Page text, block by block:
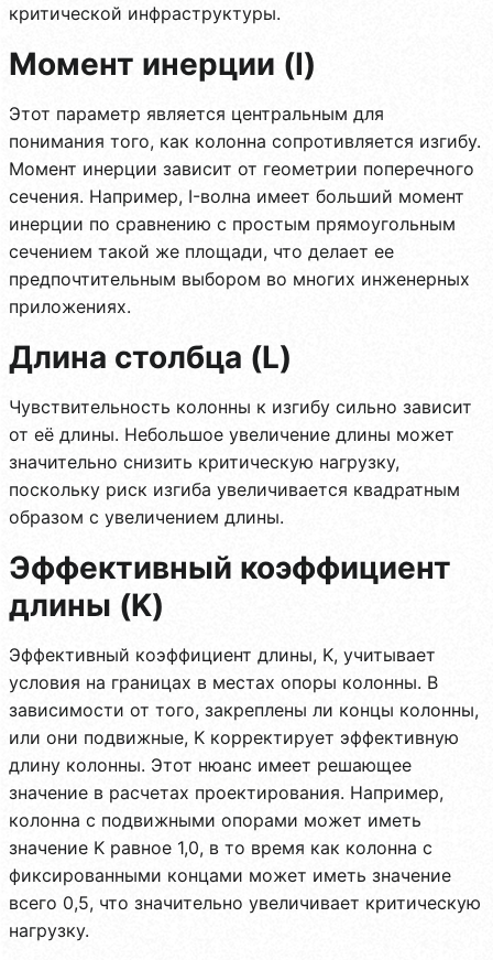
критической инфраструктуры.
Момент инерции (I)
Этот параметр является центральным для
понимания того, как колонна сопротивляется изгибу.
Момент инерции зависит от геометрии поперечного
сечения. Например, I-волна имеет больший момент
инерции по сравнению с простым прямоугольным
сечением такой же площади, что делает ее
предпочтительным выбором во многих инженерных
приложениях.
Длина столбца (L)
Чувствительность колонны к изгибу сильно зависит
от её длины. Небольшое увеличение длины может
значительно снизить критическую нагрузку,
поскольку риск изгиба увеличивается квадратным
образом с увеличением длины.
Эффективный коэффициент
длины (K)
Эффективный коэффициент длины, K, учитывает
условия на границах в местах опоры колонны. В
зависимости от того, закреплены ли концы колонны,
или они подвижные, K корректирует эффективную
длину колонны. Этот нюанс имеет решающее
значение в расчетах проектирования. Например,
колонна с подвижными опорами может иметь
значение K равное 1,0, в то время как колонна с
фиксированными концами может иметь значение
всего 0,5, что значительно увеличивает критическую
нагрузку.